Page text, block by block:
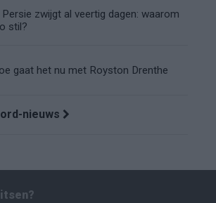
Persie zwijgt al veertig dagen: waarom
stil?
gaat het nu met Royston Drenthe
nieuws